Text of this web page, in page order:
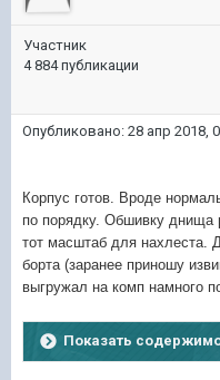
Участник
4 884 публикации
Опубликовано: 28 апр 2018,
Корпус готов. Вроде
по порядку. Обшивку днища
тот масштаб для нахлеста.
борта (заранее приношу
выгружал на комп намного
Показать